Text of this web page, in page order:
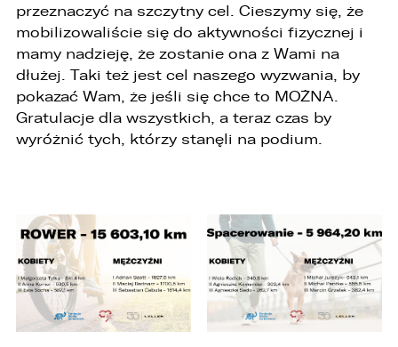
przeznaczyć na szczytny cel. Cieszymy się, że
mobilizowaliście się do aktywności fizycznej i
mamy nadzieję, że zostanie ona z Wami na
dłużej. Taki też jest cel naszego wyzwania, by
pokazać Wam, że jeśli się chce to MOŻNA.
Gratulacje dla wszystkich, a teraz czas by
wyróżnić tych, którzy stanęli na podium.